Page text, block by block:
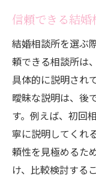
信頼できる結
結婚相談所を選ぶ
頼できる相談所は
具体的に説明され
曖昧な説明は、後
す。例えば、初回
寧に説明してくれ
頼性を見極めるた
け、比較検討する